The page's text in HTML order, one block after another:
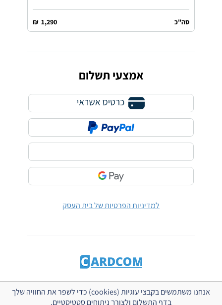
סה"כ 1,290
₪
אמצעי תשלום
למדיניות הפרטיות של בית העסק
בתקן האבטחה המחמיר ביותר ובהתאם למדיניות הפרטיות
אנחנו משתמשים בקבצי עוגיות (cookies) כדי לשפר את החוויה שלך
בדף התשלום ולצורך ניתוחים סטטיסטיים.